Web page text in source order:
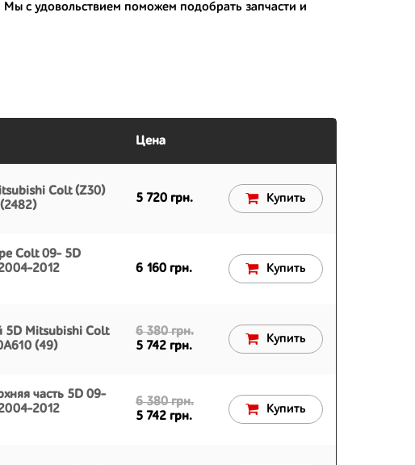
с удовольствием поможем подобрать запчасти и
Цена
Colt (Z30)
5 720 грн. Купить
Colt 09- 5D
2012
6 160 грн. Купить
5D Mitsubishi Colt
(49)
6 380 грн.
5 742 грн.
Купить
часть 5D 09-
2012
6 380 грн.
5 742 грн.
Купить